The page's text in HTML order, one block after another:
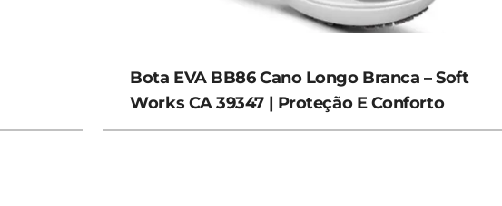
Bota EVA BB86 Cano Longo Branca – Soft
Works CA 39347 | Proteção E Conforto